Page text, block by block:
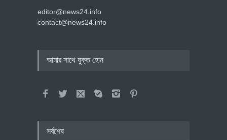
editor@news24.info
contact@news24.info
আমার সাথে যুক্ত হোন
সর্বশেষ